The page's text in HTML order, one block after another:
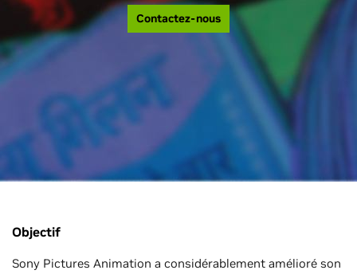
Contactez-nous
Objectif
Sony Pictures Animation a considérablement amélioré son